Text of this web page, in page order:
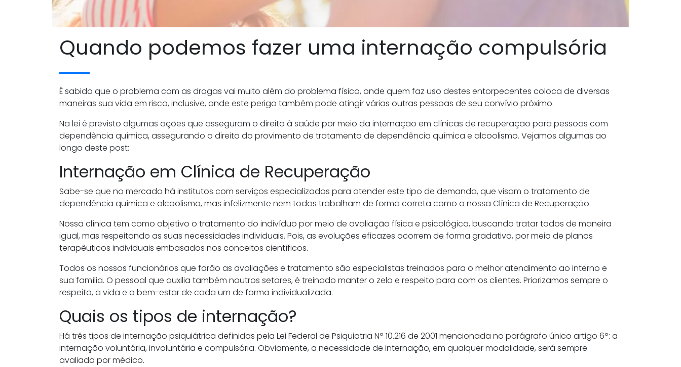
Quando podemos fazer uma internação compulsória
É sabido que o problema com as drogas vai muito além do problema físico, onde quem faz uso destes entorpecentes coloca de diversas
maneiras sua vida em risco, inclusive, onde este perigo também pode atingir várias outras pessoas de seu convívio próximo.
Na lei é previsto algumas ações que asseguram o direito à saúde por meio da internação em clínicas de recuperação para pessoas com
dependência química, assegurando o direito do provimento de tratamento de dependência química e alcoolismo. Vejamos algumas ao
longo deste post:
Internação em Clínica de Recuperação
Sabe-se que no mercado há institutos com serviços especializados para atender este tipo de demanda, que visam o tratamento de
dependência química e alcoolismo, mas infelizmente nem todos trabalham de forma correta como a nossa Clínica de Recuperação.
Nossa clínica tem como objetivo o tratamento do indivíduo por meio de avaliação física e psicológica, buscando tratar todos de maneira
igual, mas respeitando as suas necessidades individuais. Pois, as evoluções eficazes ocorrem de forma gradativa, por meio de planos
terapêuticos individuais embasados nos conceitos científicos.
Todos os nossos funcionários que farão as avaliações e tratamento são especialistas treinados para o melhor atendimento ao interno e
sua família. O pessoal que auxilia também noutros setores, é treinado manter o zelo e respeito para com os clientes. Priorizamos sempre o
respeito, a vida e o bem-estar de cada um de forma individualizada.
Quais os tipos de internação?
Há três tipos de internação psiquiátrica definidas pela Lei Federal de Psiquiatria Nº 10.216 de 2001 mencionada no parágrafo único artigo 6º: a
internação voluntária, involuntária e compulsória. Obviamente, a necessidade de internação, em qualquer modalidade, será sempre
avaliada por médico.